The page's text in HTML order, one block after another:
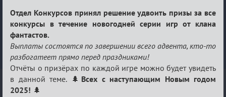
Re:
Фантастический
Новогодний
адвент
2024!
Отдел Конкурсов принял решение удвоить призы за все
конкурсы в течение новогодней серии игр от клана
фантастов.
Выплаты состоятся по завершении всего адвента, кто-то
разбогатеет прямо перед праздниками!
Отчёты о призёрах по каждой игре можно будет увидеть
в данной теме. 🌲 Всех с наступающим Новым годом
2025! 🌲